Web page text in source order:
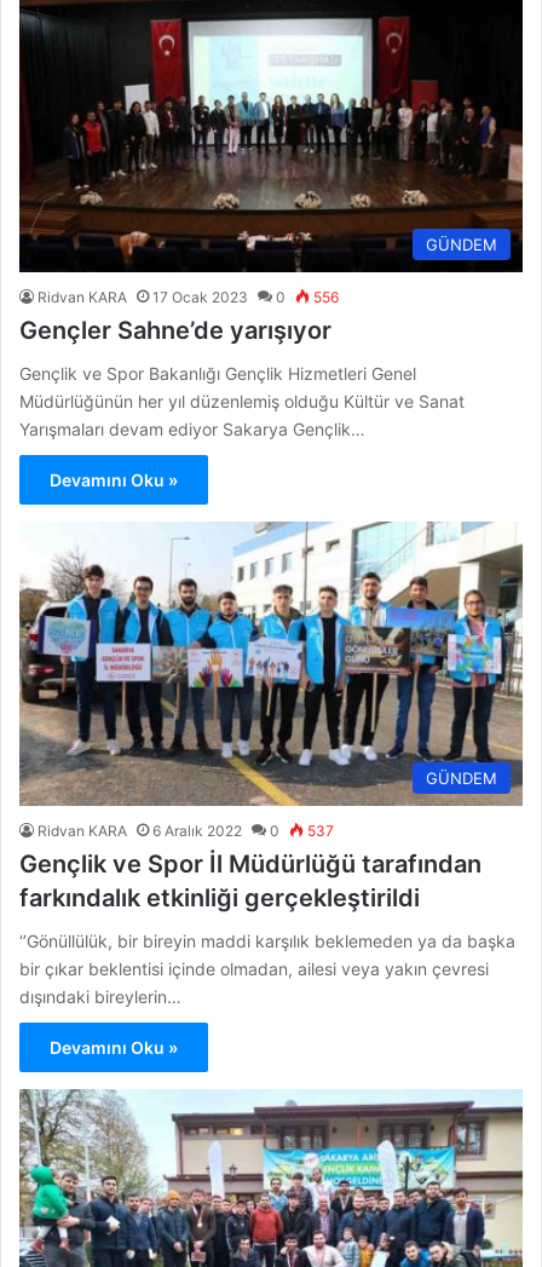
GÜNDEM
Ridvan KARA 17 Ocak 2023 0 556
Gençler Sahne’de yarışıyor
Gençlik ve Spor Bakanlığı Gençlik Hizmetleri Genel
Müdürlüğünün her yıl düzenlemiş olduğu Kültür ve Sanat
Yarışmaları devam ediyor Sakarya Gençlik…
Devamını Oku »
GÜNDEM
Ridvan KARA 6 Aralık 2022 0 537
Gençlik ve Spor İl Müdürlüğü tarafından
farkındalık etkinliği gerçekleştirildi
‘’Gönüllülük, bir bireyin maddi karşılık beklemeden ya da başka
bir çıkar beklentisi içinde olmadan, ailesi veya yakın çevresi
dışındaki bireylerin…
Devamını Oku »